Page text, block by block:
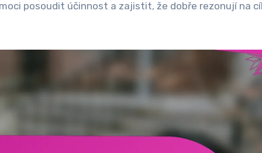
posoudit účinnost a zajistit, že dobře rezonují na